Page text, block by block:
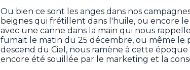
Ou bien ce sont les anges dans nos
beignes qui frétillent dans l'huile, ou encore
avec une canne dans la main qui nous
fumait le matin du 25 décembre, ou même le
descend du Ciel, nous ramène à cette
encore été souillée par le marketing et la